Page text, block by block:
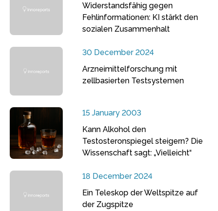
Widerstandsfähig gegen
Fehlinformationen: KI stärkt den
sozialen Zusammenhalt
30 December 2024
Arzneimittelforschung mit
zellbasierten Testsystemen
15 January 2003
Kann Alkohol den
Testosteronspiegel steigern? Die
Wissenschaft sagt: „Vielleicht“
18 December 2024
Ein Teleskop der Weltspitze auf
der Zugspitze